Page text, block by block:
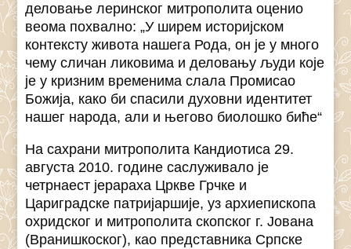
деловање леринског митрополита оценио
веома похвално: „У ширем историјском
контексту живота нашега Рода, он је у много
чему сличан ликовима и деловању људи које
је у кризним временима слала Промисао
Божија, како би спасили духовни идентитет
нашег народа, али и његово биолошко биће“
На сахрани митрополита Кандиотиса 29.
августа 2010. године саслуживало је
четрнаест јерараха Цркве Грчке и
Цариградске патријаршије, уз архиепископа
охридског и митрополита скопског г. Јована
(Вранишкоског), као представника Српске